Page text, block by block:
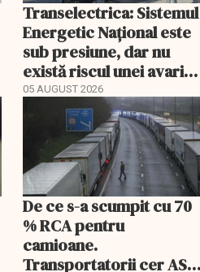
Transelectrica: Sistemul
Energetic Național este
sub presiune, dar nu
există riscul unei avarii
majore
05 AUGUST 2026
De ce s-a scumpit cu 70
% RCA pentru
camioane.
Transportatorii cer ASF